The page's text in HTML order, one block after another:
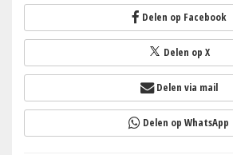
Delen op Facebook
Delen op X
Delen via mail
Delen op WhatsApp